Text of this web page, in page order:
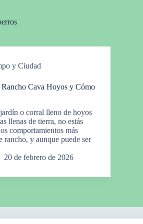
y Ciudad
Cava Hoyos y Cómo
o corral lleno de hoyos
llenas de tierra, no estás
comportamientos más
rancho, y aunque puede ser
20 de febrero de 2026